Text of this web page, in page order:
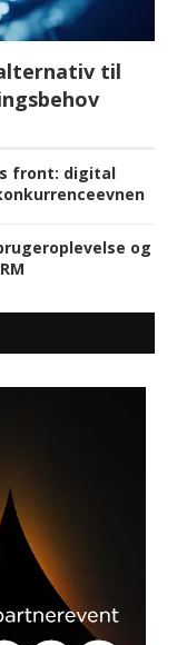
til
front: digital
og